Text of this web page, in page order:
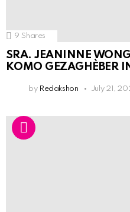
9 Shares
SRA. JEANINNE
KOMO GEZAGHÈBER
by Redakshon July 21,